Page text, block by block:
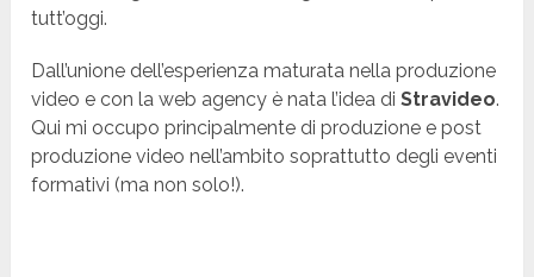
tutt’oggi.
Dall’unione dell’esperienza maturata nella produzione
video e con la web agency è nata l’idea diStravideo.
Qui mi occupo principalmente di produzione e post
produzione video nell’ambito soprattutto degli eventi
formativi (ma non solo!).